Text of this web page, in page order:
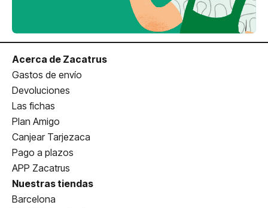
Acerca de Zacatrus
Gastos de envío
Devoluciones
Las fichas
Plan Amigo
Canjear Tarjezaca
Pago a plazos
APP Zacatrus
Nuestras tiendas
Barcelona